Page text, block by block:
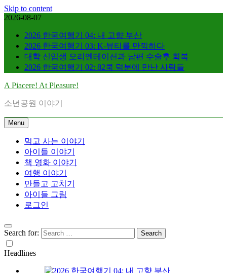
Skip to content
2026-08-07
2026 한국여행기 04: 내 고향 부산
2026 한국여행기 03: K-뷰티를 만끽하다
대학 신입생 오리엔테이션과 남편 수술후 회복
2026 한국여행기 02: 82쿡 덕분에 만난 사람들
A Piacere! At Pleasure!
소년공원 이야기
Menu
먹고 사는 이야기
아이들 이야기
책 영화 이야기
여행 이야기
만들고 고치기
아이들 그림
로그인
Search for:
Headlines